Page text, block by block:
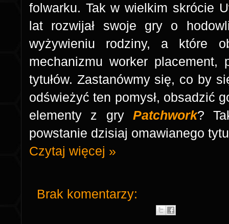
folwarku. Tak w wielkim skrócie
lat rozwijał swoje gry o
wyżywieniu rodziny, a które
mechanizmu worker
tytułów. Zastanówmy się, co by
odświeżyć ten pomysł, obsadzić
elementy z gry Patchwork?
powstanie dzisiaj omawianego
Czytaj więcej »
Brak komentarzy: